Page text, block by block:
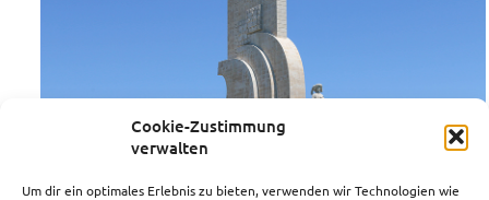
Cookie-Zustimmung
verwalten
Um dir ein optimales Erlebnis zu bieten, verwenden wir Technologien wie